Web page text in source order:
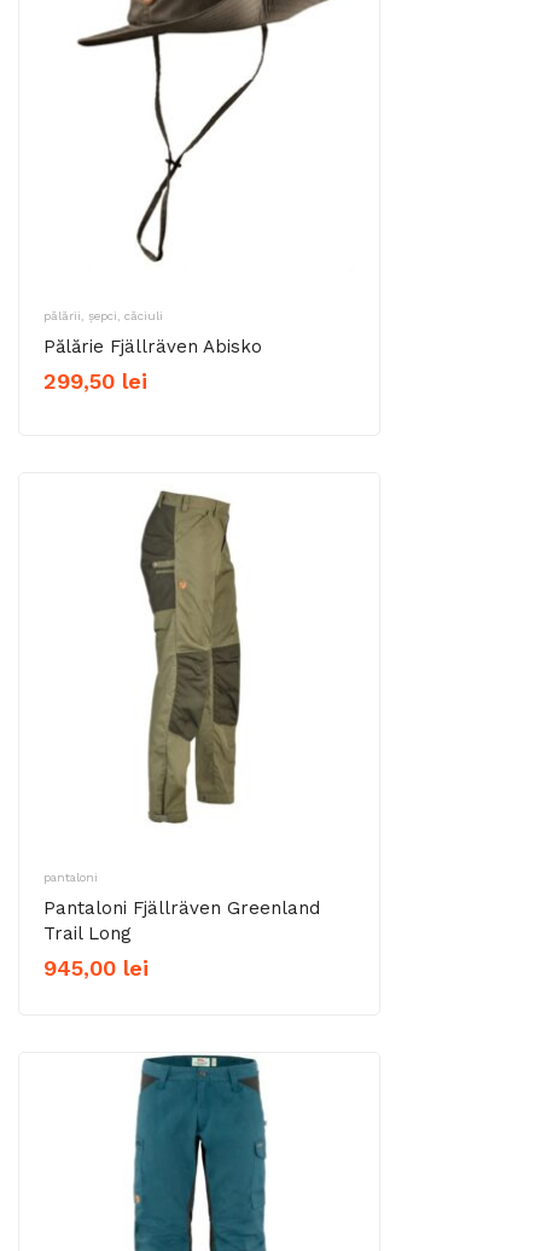
pălării, șepci, căciuli
Pălărie Fjällräven Abisko
299,50 lei
pantaloni
Pantaloni Fjällräven Greenland
Trail Long
945,00 lei